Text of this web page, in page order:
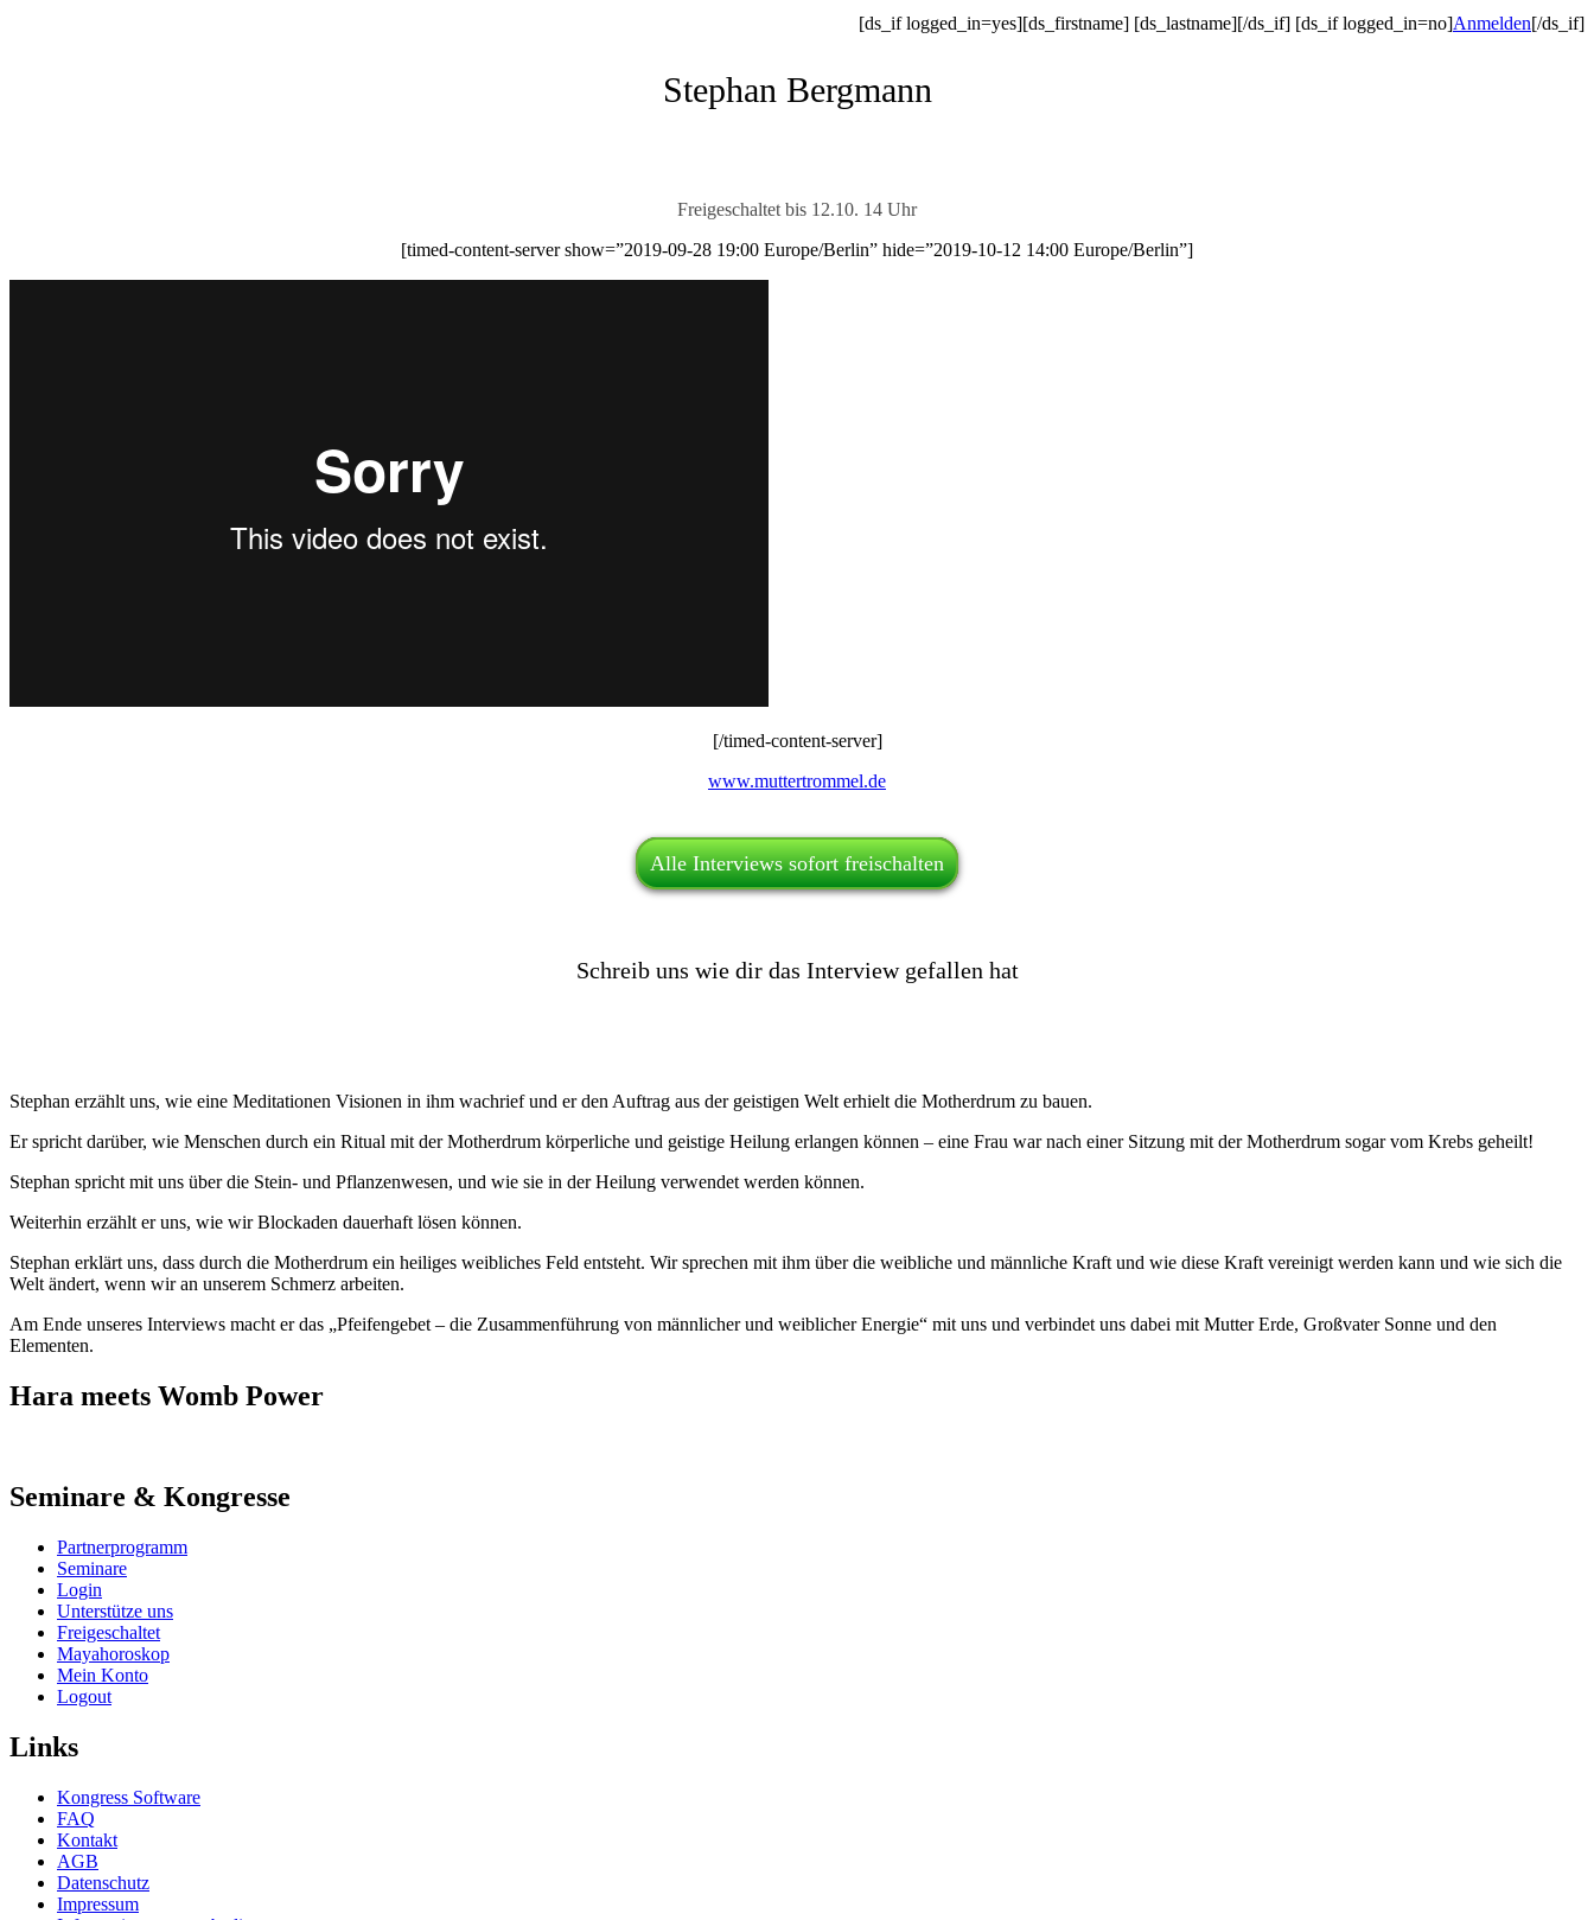
[ds_if logged_in=yes][ds_firstname] [ds_lastname][/ds_if] [ds_if logged_in=no]Anmelden[/ds_if]
Stephan Bergmann
Freigeschaltet bis 12.10. 14 Uhr
[timed-content-server show=”2019-09-28 19:00 Europe/Berlin” hide=”2019-10-12 14:00 Europe/Berlin”]
[/timed-content-server]
www.muttertrommel.de
Alle Interviews sofort freischalten
Schreib uns wie dir das Interview gefallen hat
Stephan erzählt uns, wie eine Meditationen Visionen in ihm wachrief und er den Auftrag aus der geistigen Welt erhielt die Motherdrum zu bauen.
Er spricht darüber, wie Menschen durch ein Ritual mit der Motherdrum körperliche und geistige Heilung erlangen können – eine Frau war nach einer Sitzung mit der Motherdrum sogar vom Krebs geheilt!
Stephan spricht mit uns über die Stein- und Pflanzenwesen, und wie sie in der Heilung verwendet werden können.
Weiterhin erzählt er uns, wie wir Blockaden dauerhaft lösen können.
Stephan erklärt uns, dass durch die Motherdrum ein heiliges weibliches Feld entsteht. Wir sprechen mit ihm über die weibliche und männliche Kraft und wie diese Kraft vereinigt werden kann und wie sich die
Welt ändert, wenn wir an unserem Schmerz arbeiten.
Am Ende unseres Interviews macht er das „Pfeifengebet – die Zusammenführung von männlicher und weiblicher Energie“ mit uns und verbindet uns dabei mit Mutter Erde, Großvater Sonne und den
Elementen.
Hara meets Womb Power
Seminare & Kongresse
Partnerprogramm
Seminare
Login
Unterstütze uns
Freigeschaltet
Mayahoroskop
Mein Konto
Logout
Links
Kongress Software
FAQ
Kontakt
AGB
Datenschutz
Impressum